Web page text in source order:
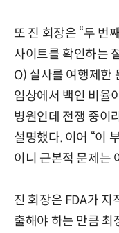
또 진 회장은 “두 번
사이트를 확인하는
O) 실사를 여행제한
임상에서 백인 비율
병원인데 전쟁 중이
설명했다. 이어 “이
이니 근본적 문제는
진 회장은 FDA가 지
출해야 하는 만큼 최